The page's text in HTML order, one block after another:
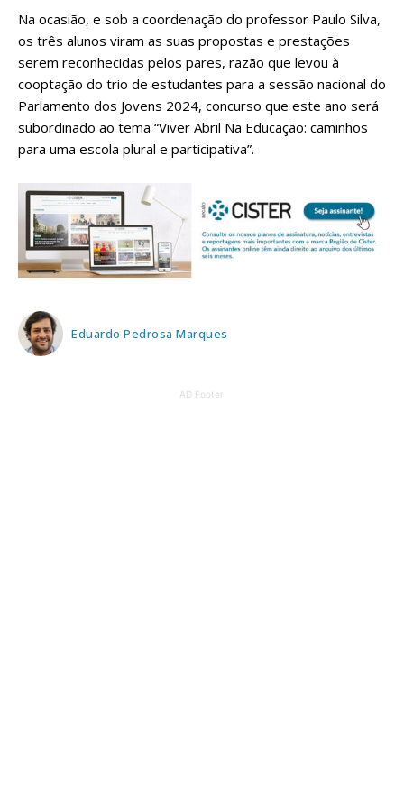
Na ocasião, e sob a coordenação do professor Paulo Silva,
os três alunos viram as suas propostas e prestações
serem reconhecidas pelos pares, razão que levou à
cooptação do trio de estudantes para a sessão nacional do
Parlamento dos Jovens 2024, concurso que este ano será
subordinado ao tema “Viver Abril Na Educação: caminhos
para uma escola plural e participativa”.
Eduardo Pedrosa Marques
AD Footer